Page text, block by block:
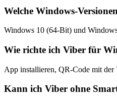
Welche Windows-
Windows 10 (64-Bit) und
Wie richte ich Viber für
App installieren, QR-Code mit der
Kann ich Viber ohne